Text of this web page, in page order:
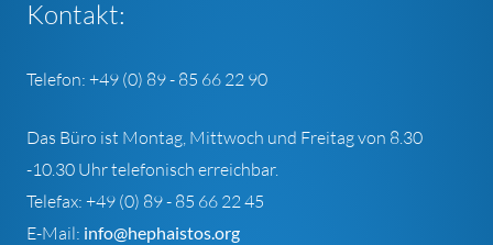
Kontakt:
Telefon: +49 (0) 89 - 85 66 22 90
Das Büro ist Montag, Mittwoch und Freitag von 8.30
-10.30 Uhr telefonisch erreichbar.
Telefax: +49 (0) 89 - 85 66 22 45
E-Mail: info@hephaistos.org